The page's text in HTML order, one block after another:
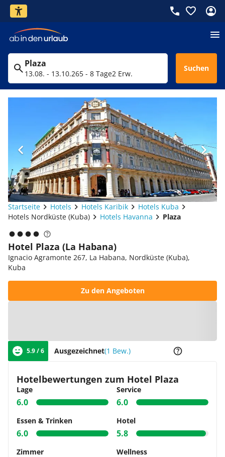
Plaza
13.08. - 13.10.265 - 8 Tage2 Erw.
Suchen
Startseite Hotels Hotels Karibik
Hotels Kuba
Hotels Nordküste (Kuba)
Hotels Havanna Plaza
Hotel Plaza (La Habana)
Ignacio Agramonte 267, La Habana, Nordküste (Kuba),
Kuba
Zu den Angeboten
5.9 / 6 Ausgezeichnet(1 Bew.)
Hotelbewertungen zum Hotel Plaza
Lage
6.0
Service
6.0
Essen & Trinken
6.0
Hotel
5.8
Zimmer Wellness